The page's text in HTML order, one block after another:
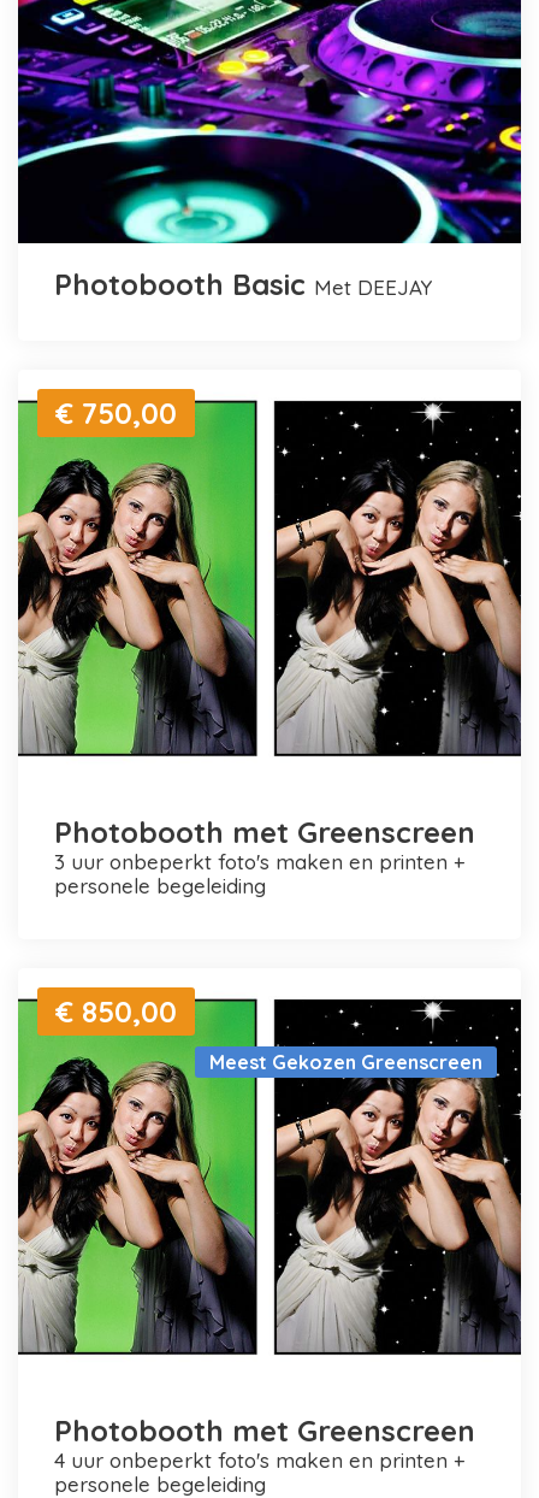
Photobooth Basic met DEEJAY
€ 750,00
Photobooth met Greenscreen
3 uur onbeperkt foto's maken en printen +
personele begeleiding
Meest Gekozen Greenscreen
€ 850,00
Photobooth met Greenscreen
4 uur onbeperkt foto's maken en printen +
personele begeleiding